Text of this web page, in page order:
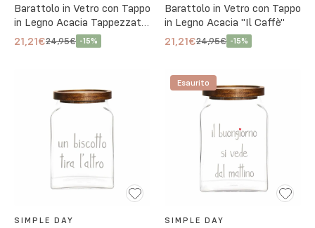
Barattolo in Vetro con Tappo
in Legno Acacia Tappezzato
Cuori
21,21€24,95€ -15%
Barattolo in Vetro con Tappo
in Legno Acacia "Il Caffè"
21,21€24,95€ -15%
SIMPLE DAY
Esaurito
SIMPLE DAY